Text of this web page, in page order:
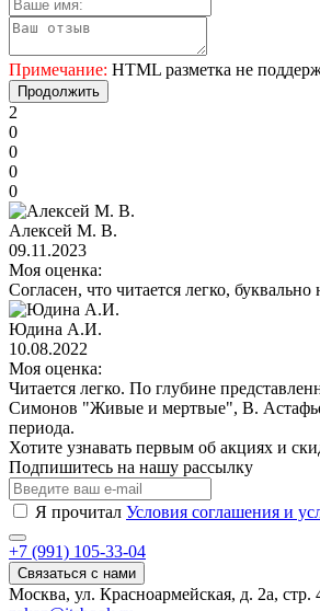
Примечание: HTML разметка не
Продолжить
2
0
0
0
0
Алексей М. В.
09.11.2023
Моя оценка:
Согласен, что читается легко,
Юдина А.И.
10.08.2022
Моя оценка:
Читается легко. По глубине
Симонов "Живые и мертвые", В.
периода.
Хотите узнавать первым об акциях и
Подпишитесь на нашу рассылку
Я прочитал Условия соглашения и
+7 (991) 105-33-04
Связаться с нами
Москва, ул. Красноармейская, д. 2а, стр.